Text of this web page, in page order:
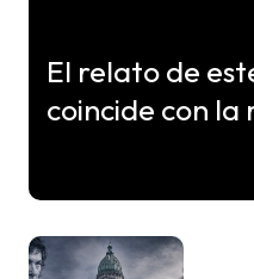
El relato de
coincide con la